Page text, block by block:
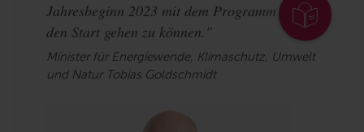
Jahresbeginn 2023 mit dem Programm an
den Start gehen zu können."
Minister für Energiewende, Klimaschutz, Umwelt
und Natur Tobias Goldschmidt